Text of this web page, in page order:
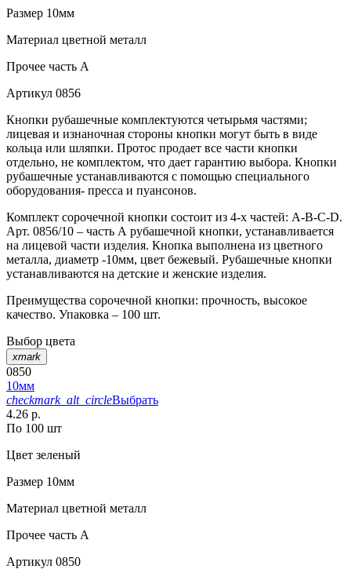
Размер 10мм
Материал цветной металл
Прочее часть A
Артикул 0856
Кнопки рубашечные комплектуются четырьмя частями;
лицевая и изнаночная стороны кнопки могут быть в виде
кольца или шляпки. Протос продает все части кнопки
отдельно, не комплектом, что дает гарантию выбора. Кнопки
рубашечные устанавливаются с помощью специального
оборудования- пресса и пуансонов.
Комплект сорочечной кнопки состоит из 4-х частей: А-В-С-D.
Арт. 0856/10 – часть А рубашечной кнопки, устанавливается
на лицевой части изделия. Кнопка выполнена из цветного
металла, диаметр -10мм, цвет бежевый. Рубашечные кнопки
устанавливаются на детские и женские изделия.
Преимущества сорочечной кнопки: прочность, высокое
качество. Упаковка – 100 шт.
Выбор цвета
xmark
0850
10мм
checkmark_alt_circleВыбрать
4.26 р.
По 100 шт
Цвет зеленый
Размер 10мм
Материал цветной металл
Прочее часть A
Артикул 0850